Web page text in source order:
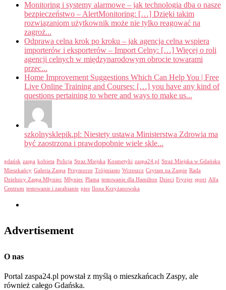
Monitoring i systemy alarmowe – jak technologia dba o nasze
bezpieczeństwo – AlertMonitoring: […] Dzięki takim
rozwiązaniom użytkownik może nie tylko reagować na
zagroż...
Odprawa celna krok po kroku – jak agencja celna wspiera
importerów i eksporterów – Import Celny: […] Więcej o roli
agencji celnych w międzynarodowym obrocie towarami
przec...
Home Improvement Suggestions Which Can Help You | Free
Live Online Training and Courses: […] you have any kind of
questions pertaining to where and ways to make us...
szkolnysklepik.pl: Niestety ustawa Ministerstwa Zdrowia ma
być zaostrzona i prawdopobnie wiele skle...
gdańsk zaspa kobieta Policja Straz Miejska Kosmetyki zaspa24.pl Straż Miejska w Gdańsku
Mieszkańcy Galeria Zaspa Przymorze Trójmiasto Wrzeszcz Czytam na Zaspie Rada
Dzielnicy Zaspa Młyniec Młyniec Plama testowanie dla Hamilton Dzieci Fryzjer sport Alfa
Centrum testowanie i zarabianie pies Ilona Krzyżanowska
Advertisement
O nas
Portal zaspa24.pl powstał z myślą o mieszkańcach Zaspy, ale
również całego Gdańska.